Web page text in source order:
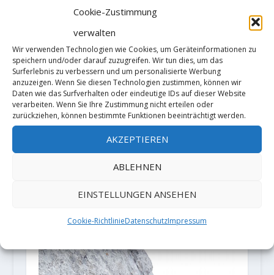
Cookie-Zustimmung
verwalten
Wir verwenden Technologien wie Cookies, um Geräteinformationen zu
speichern und/oder darauf zuzugreifen. Wir tun dies, um das
Surferlebnis zu verbessern und um personalisierte Werbung
anzuzeigen. Wenn Sie diesen Technologien zustimmen, können wir
Daten wie das Surfverhalten oder eindeutige IDs auf dieser Website
verarbeiten. Wenn Sie Ihre Zustimmung nicht erteilen oder
zurückziehen, können bestimmte Funktionen beeinträchtigt werden.
AKZEPTIEREN
ABLEHNEN
EINSTELLUNGEN ANSEHEN
Cookie-RichtlinieDatenschutzImpressum
Monaten
25. September 2019
Freiheit in den Bergen - Keine
Besteigung ohne Reservierung